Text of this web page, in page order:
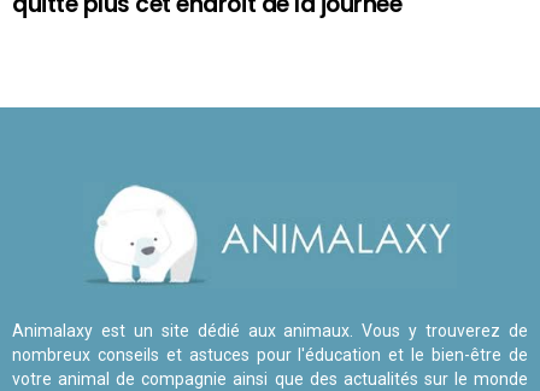
Animalaxy est un site dédié aux animaux. Vous y trouverez de
nombreux conseils et astuces pour l'éducation et le bien-être de
votre animal de compagnie ainsi que des actualités sur le monde